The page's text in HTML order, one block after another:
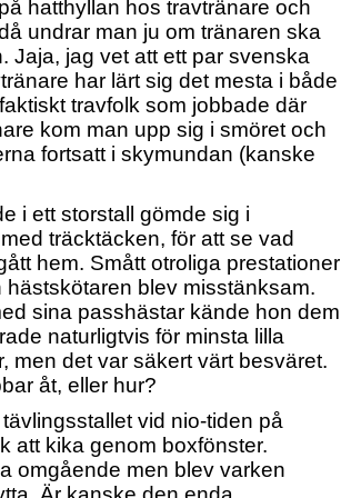
hatthyllan hos travtränare och
undrar man ju om tränaren ska
Jaja, jag vet att ett par svenska
har lärt sig det mesta i både
travfolk som jobbade där
kom man upp sig i smöret och
fortsatt i skymundan (kanske
i ett storstall gömde sig i
träcktäcken, för att se vad
hem. Smått otroliga prestationer
blev misstänksam.
sina passhästar kände hon dem
naturligtvis för minsta lilla
men det var säkert värt besväret.
åt, eller hur?
tävlingsstallet vid nio-tiden på
att kika genom boxfönster.
omgående men blev varken